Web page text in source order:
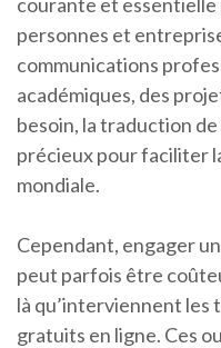
personnes et
communications
académiques, des
besoin, la traduction
précieux pour faciliter
mondiale.
Cependant, engager
peut parfois être
là qu’interviennent
gratuits en ligne. Ces